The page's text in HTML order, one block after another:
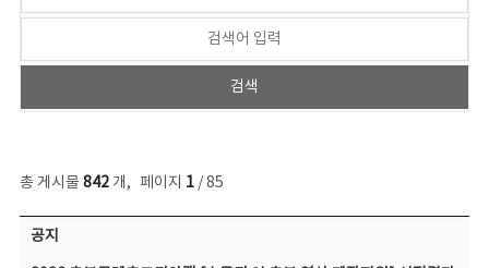
총 게시물 842개, 페이지 1/ 85
공지사항 목록 - 번호, 제목, 작성자, 파일, 조회수, 작성일 정보 제공
공지